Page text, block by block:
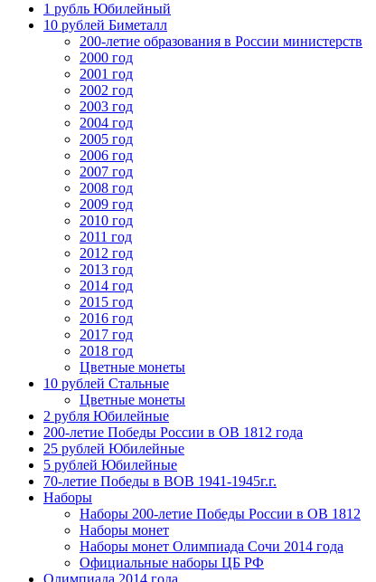
1 рубль Юбилейный
10 рублей Биметалл
200-летие образования в России министерств
2000 год
2001 год
2002 год
2003 год
2004 год
2005 год
2006 год
2007 год
2008 год
2009 год
2010 год
2011 год
2012 год
2013 год
2014 год
2015 год
2016 год
2017 год
2018 год
Цветные монеты
10 рублей Стальные
Цветные монеты
2 рубля Юбилейные
200-летие Победы России в ОВ 1812 года
25 рублей Юбилейные
5 рублей Юбилейные
70-летие Победы в ВОВ 1941-1945г.г.
Наборы
Наборы 200-летие Победы России в ОВ 1812
Наборы монет
Наборы монет Олимпиада Сочи 2014 года
Официальные наборы ЦБ РФ
Олимпиада 2014 года